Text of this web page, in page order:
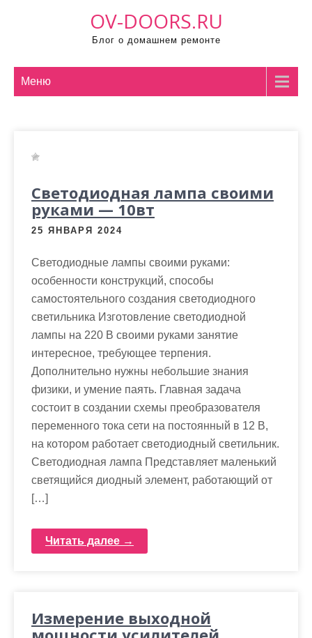
OV-DOORS.RU
Блог о домашнем ремонте
Меню
Светодиодная лампа своими
руками — 10вт
25 ЯНВАРЯ 2024
Светодиодные лампы своими руками:
особенности конструкций, способы
самостоятельного создания светодиодного
светильника Изготовление светодиодной
лампы на 220 В своими руками занятие
интересное, требующее терпения.
Дополнительно нужны небольшие знания
физики, и умение паять. Главная задача
состоит в создании схемы преобразователя
переменного тока сети на постоянный в 12 В,
на котором работает светодиодный светильник.
Светодиодная лампа Представляет маленький
светящийся диодный элемент, работающий от
[…]
Читать далее →
Измерение выходной